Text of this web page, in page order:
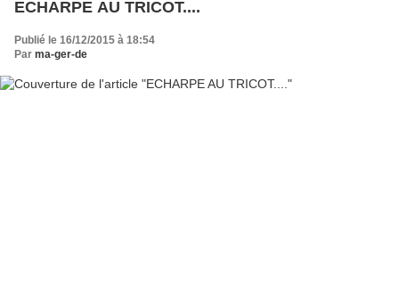
ECHARPE AU TRICOT....
Publié le 16/12/2015 à 18:54
Par ma-ger-de